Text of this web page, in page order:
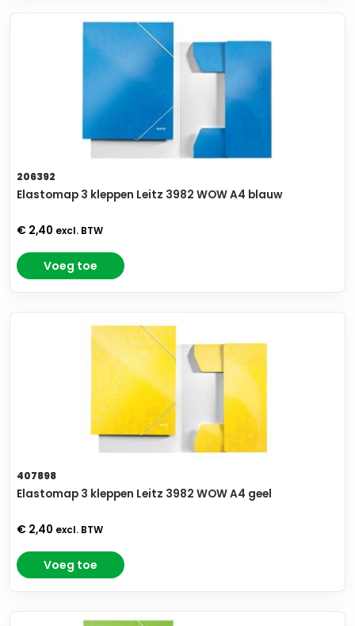
206392
Elastomap 3 kleppen Leitz 3982 WOW A4 blauw
€ 2,40 excl. BTW
Voeg toe
407898
Elastomap 3 kleppen Leitz 3982 WOW A4 geel
€ 2,40 excl. BTW
Voeg toe